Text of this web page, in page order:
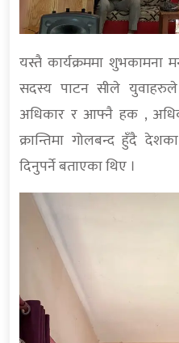
यस्तै कार्यक्रममा शुभकामना
सदस्य पाटन सीले युवाहरुले
अधिकार र आफ्नै हक ,
क्रान्तिमा गोलबन्द हुँदै
दिनुपर्ने बताएका थिए ।